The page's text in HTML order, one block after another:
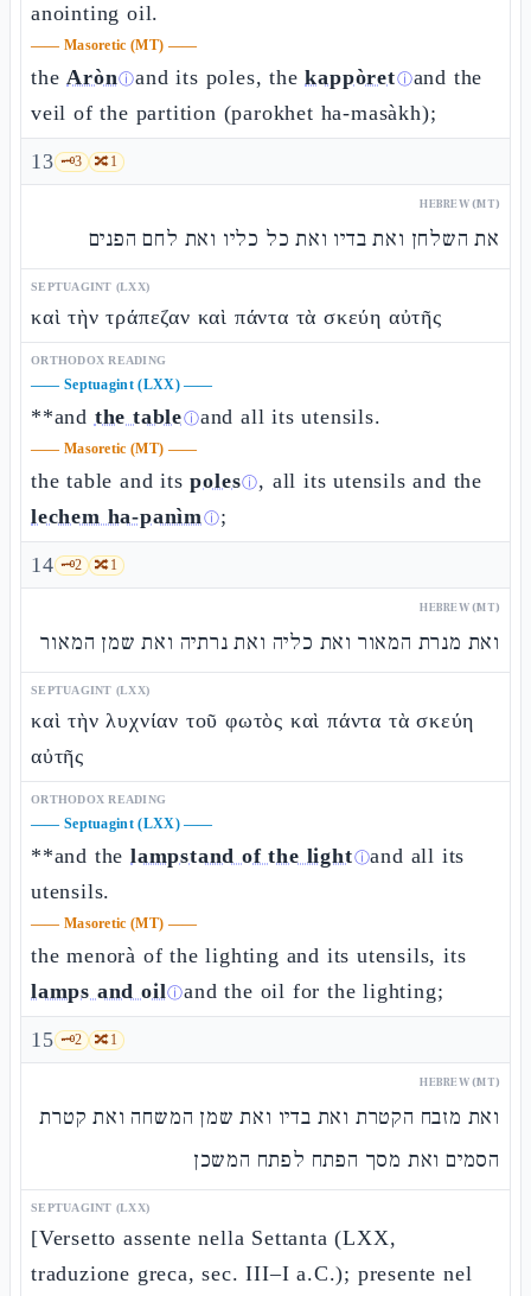
anointing oil.
—— Masoretic (MT) ——
theArònⓘand its poles, thekappòretⓘand the
veil of the partition (parokhet ha-masàkh);
13 🗝️3 🔀1
HEBREW (MT)
את השלחן ואת בדיו ואת כל כליו ואת לחם הפנים
SEPTUAGINT (LXX)
καὶ τὴν τράπεζαν καὶ πάντα τὰ σκεύη αὐτῆς
ORTHODOX READING
—— Septuagint (LXX)——
**and the tableⓘand all its utensils.
—— Masoretic (MT) ——
the table and itspolesⓘ, all its utensils and the
lechem ha-panìmⓘ;
14 🗝️2 🔀1
HEBREW (MT)
ואת מנרת המאור ואת כליה ואת נרתיה ואת שמן המאור
SEPTUAGINT (LXX)
καὶ τὴν λυχνίαν τοῦ φωτὸς καὶ πάντα τὰ σκεύη
αὐτῆς
ORTHODOX READING
—— Septuagint (LXX)——
**and the lampstand of the lightⓘand all its
utensils.
—— Masoretic (MT) ——
the menorà of the lighting and its utensils, its
lamps and oilⓘand the oil for the lighting;
15 🗝️2 🔀1
HEBREW (MT)
ואת מזבח הקטרת ואת בדיו ואת שמן המשחה ואת קטרת
הסמים ואת מסך הפתח לפתח המשכן
SEPTUAGINT (LXX)
[Versetto assente nella Settanta (LXX,
traduzione greca, sec. III–I a.C.); presente nel